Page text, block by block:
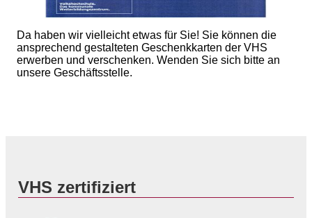
Da haben wir vielleicht etwas für Sie! Sie können die
ansprechend gestalteten Geschenkkarten der VHS
erwerben und verschenken. Wenden Sie sich bitte an
unsere Geschäftsstelle.
VHS zertifiziert